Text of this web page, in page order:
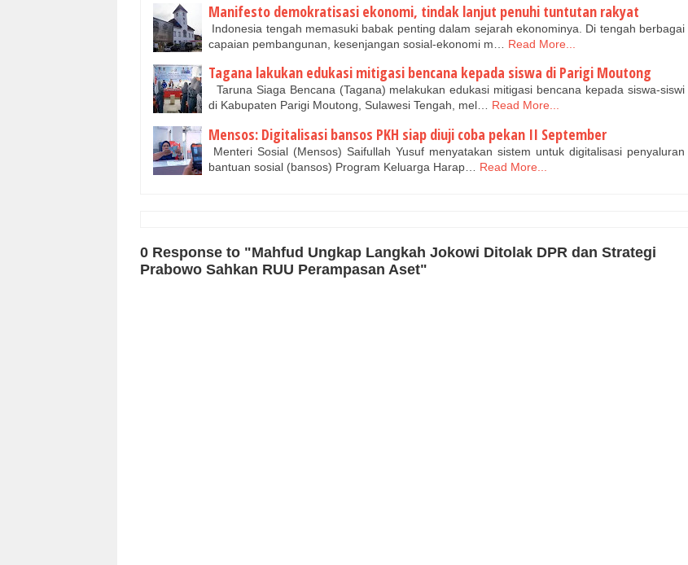
Manifesto demokratisasi ekonomi, tindak lanjut penuhi tuntutan rakyat
Indonesia tengah memasuki babak penting dalam sejarah ekonominya. Di tengah berbagai
capaian pembangunan, kesenjangan sosial-ekonomi m…
Read More...
Tagana lakukan edukasi mitigasi bencana kepada siswa di Parigi Moutong
Taruna Siaga Bencana (Tagana) melakukan edukasi mitigasi bencana kepada siswa-siswi
di Kabupaten Parigi Moutong, Sulawesi Tengah, mel… Read More...
Mensos: Digitalisasi bansos PKH siap diuji coba pekan II September
Menteri Sosial (Mensos) Saifullah Yusuf menyatakan sistem untuk digitalisasi penyaluran
bantuan sosial (bansos) Program Keluarga Harap…
Read More...
0 Response to "Mahfud Ungkap Langkah Jokowi Ditolak DPR dan Strategi
Prabowo Sahkan RUU Perampasan Aset"